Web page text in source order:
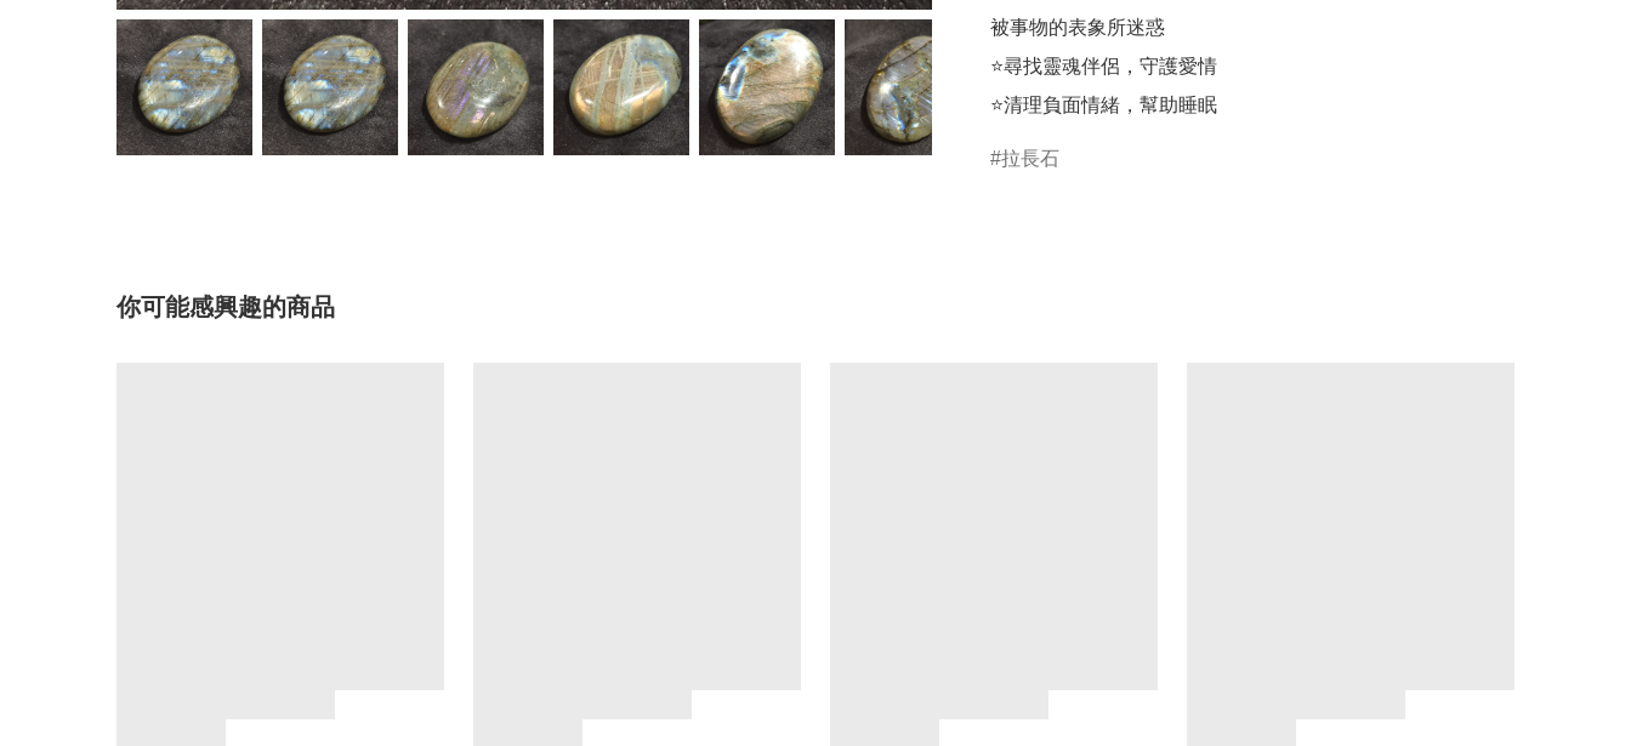
被事物的表象所迷惑
⭐尋找靈魂伴侶，守護愛情
⭐清理負面情緒，幫助睡眠
拉長石
你可能感興趣的商品